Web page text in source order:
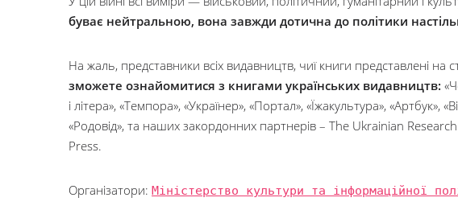
буває нейтральною, вона завжди дотична до політики
На жаль, представники всіх видавництв, чиї книги представлені на
зможете ознайомитися з книгами українських видавництв:
і літера», «Темпора», «Українер», «Портал», «Їжакультура», «Артбук»,
«Родовід», та наших закордонних партнерів – The Ukrainian
Press.
Організатори: Міністерство культури та інформаційної